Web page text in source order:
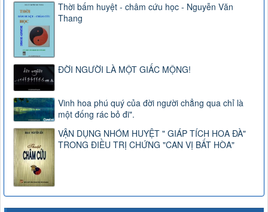
Thời bấm huyệt - châm cứu học - Nguyễn Văn
Thang
ĐỜI NGƯỜI LÀ MỘT GIẤC MỘNG!
Vinh hoa phú quý của đời người chẳng qua chỉ là
một đống rác bỏ đi".
VẬN DỤNG NHÓM HUYỆT " GIÁP TÍCH HOA ĐÀ"
TRONG ĐIỀU TRỊ CHỨNG "CAN VỊ BẤT HÒA"